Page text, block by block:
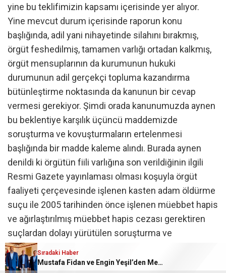
yine bu teklifimizin kapsamı içerisinde yer alıyor.
Yine mevcut durum içerisinde raporun konu
başlığında, adil yani nihayetinde silahını bırakmış,
örgüt feshedilmiş, tamamen varlığı ortadan kalkmış,
örgüt mensuplarının da kurumunun hukuki
durumunun adil gerçekçi topluma kazandırma
bütünleştirme noktasında da kanunun bir cevap
vermesi gerekiyor. Şimdi orada kanunumuzda aynen
bu beklentiye karşılık üçüncü maddemizde
soruşturma ve kovuşturmaların ertelenmesi
başlığında bir madde kaleme alındı. Burada aynen
denildi ki örgütün fiili varlığına son verildiğinin ilgili
Resmi Gazete yayınlaması olması koşuyla örgüt
faaliyeti çerçevesinde işlenen kasten adam öldürme
suçu ile 2005 tarihinden önce işlenen müebbet hapis
ve ağırlaştırılmış müebbet hapis cezası gerektiren
suçlardan dolayı yürütülen soruşturma ve
konuşturma harici olmak üzere diğer suçlara yönelik
olarak bir düzenleme içeriyor. Malumunuz bizim ilgili
Sıradaki Haber
Mustafa Fidan ve Engin Yeşil’den Mehmet Mehdi Eker’e Ziyaret